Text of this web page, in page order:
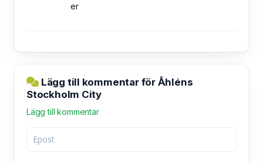
er
Lägg till kommentar för Åhléns
Stockholm City
Lägg till kommentar